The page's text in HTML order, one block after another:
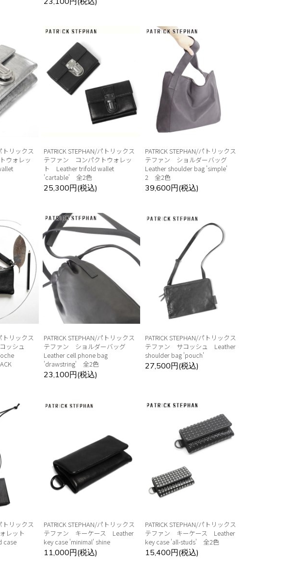
トリックス
ウォレッ
PATRICK STEPHAN/パトリックス
テファン コンパクトウォレッ
ト Leather trifold wallet
'cartable' 全2色
25,300円(税込)
PATRICK STEPHAN/パトリックス
テファン ショルダーバッグ
Leather shoulder bag 'simple'
2 全2色
39,600円(税込)
トリックス
ッシュ
PATRICK STEPHAN/パトリックス
テファン ショルダーバッグ
Leather cell phone bag
'drawstring' 全2色
23,100円(税込)
PATRICK STEPHAN/パトリックス
テファン サコッシュ Leather
shoulder bag 'pouch'
27,500円(税込)
トリックス
レット
case
PATRICK STEPHAN/パトリックス
テファン キーケース Leather
key case 'minimal' shine
11,000円(税込)
PATRICK STEPHAN/パトリックス
テファン キーケース Leather
key case 'all-studs' 全2色
15,400円(税込)